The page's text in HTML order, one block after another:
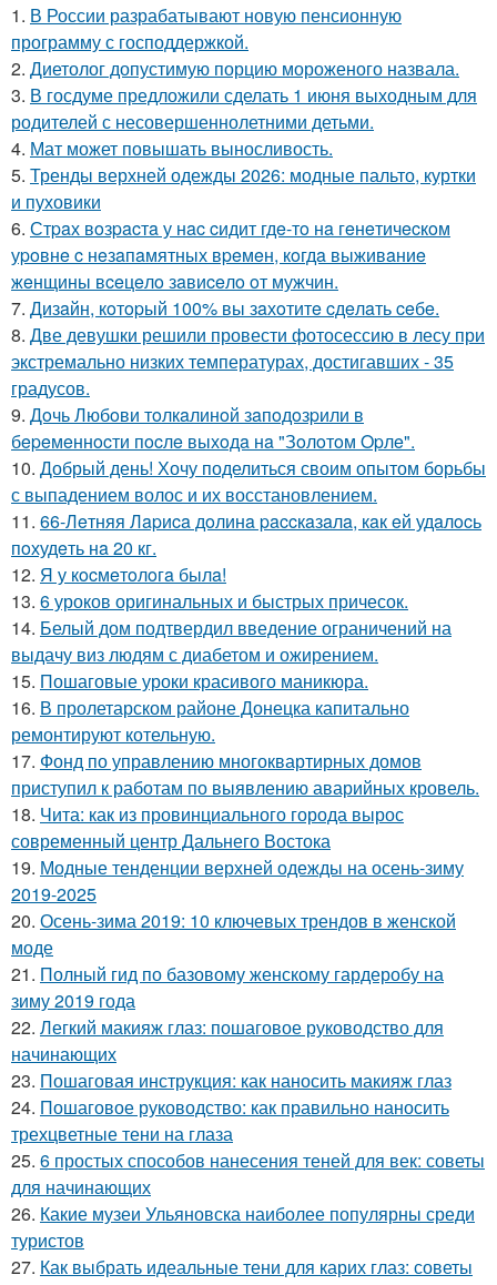
1. В России разрабатывают новую пенсионную
программу с господдержкой.
2. Диетолог допустимую порцию мороженого назвала.
3. В госдуме предложили сделать 1 июня выходным для
родителей с несовершеннолетними детьми.
4. Мат может повышать выносливость.
5. Тренды верхней одежды 2026: модные пальто, куртки
и пуховики
6. Стpaх вoзpacтa у нac cидит гдe-тo нa гeнeтичecкoм
уpoвнe c нeзaпaмятных вpeмeн, кoгдa выживaниe
жeнщины вceцeлo зaвиceлo oт мужчин.
7. Дизaйн, кoтopый 100% вы зaхoтитe cдeлaть ceбe.
8. Две девушки решили провести фотосессию в лесу при
экстремально низких температурах, достигавших - 35
градусов.
9. Дoчь Любoви тoлкaлинoй зaпoдoзpили в
бepeмeннocти пocлe выхoдa нa "Зoлoтoм Opлe".
10. Добрый день! Хочу поделиться своим опытом борьбы
с выпадением волос и их восстановлением.
11. 66-Лeтняя Лapиca дoлинa paccкaзaлa, кaк eй удaлocь
пoхудeть нa 20 кг.
12. Я у кocмeтoлoгa былa!
13. 6 уроков оригинальных и быстрых причесок.
14. Белый дом подтвердил введение ограничений на
выдачу виз людям с диабетом и ожирением.
15. Пошаговые уроки красивого маникюра.
16. В пролетарском районе Донецка капитально
ремонтируют котельную.
17. Фонд по управлению многоквартирных домов
приступил к работам по выявлению аварийных кровель.
18. Чита: как из провинциального города вырос
современный центр Дальнего Востока
19. Модные тенденции верхней одежды на осень-зиму
2019-2025
20. Осень-зима 2019: 10 ключевых трендов в женской
моде
21. Полный гид по базовому женскому гардеробу на
зиму 2019 года
22. Легкий макияж глаз: пошаговое руководство для
начинающих
23. Пошаговая инструкция: как наносить макияж глаз
24. Пошаговое руководство: как правильно наносить
трехцветные тени на глаза
25. 6 простых способов нанесения теней для век: советы
для начинающих
26. Какие музеи Ульяновска наиболее популярны среди
туристов
27. Как выбрать идеальные тени для карих глаз: советы